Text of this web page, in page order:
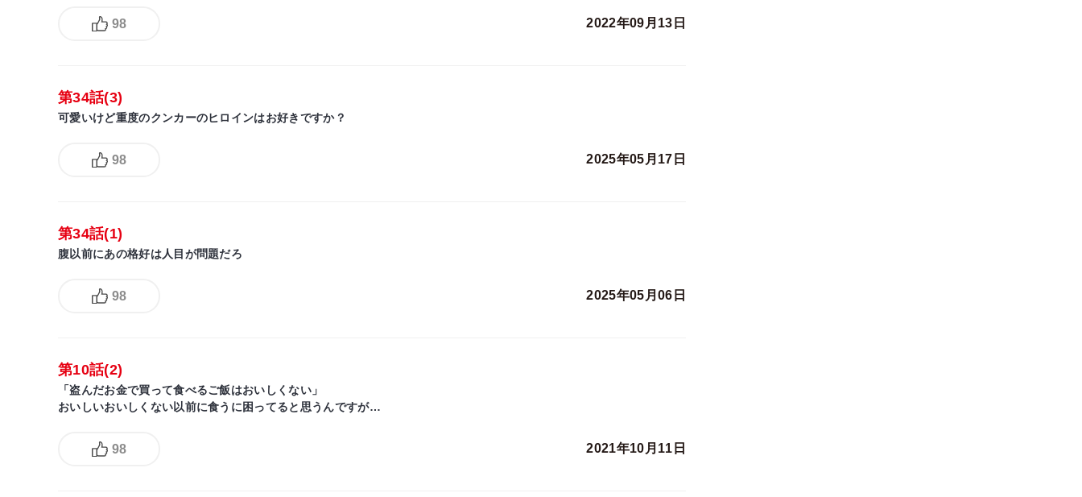
98 2022年09月13日
第34話(3)
可愛いけど重度のクンカーのヒロインはお好きですか？
98 2025年05月17日
第34話(1)
腹以前にあの格好は人目が問題だろ
98 2025年05月06日
第10話(2)
「盗んだお金で買って食べるご飯はおいしくない」
おいしいおいしくない以前に食うに困ってると思うんですが…
98 2021年10月11日